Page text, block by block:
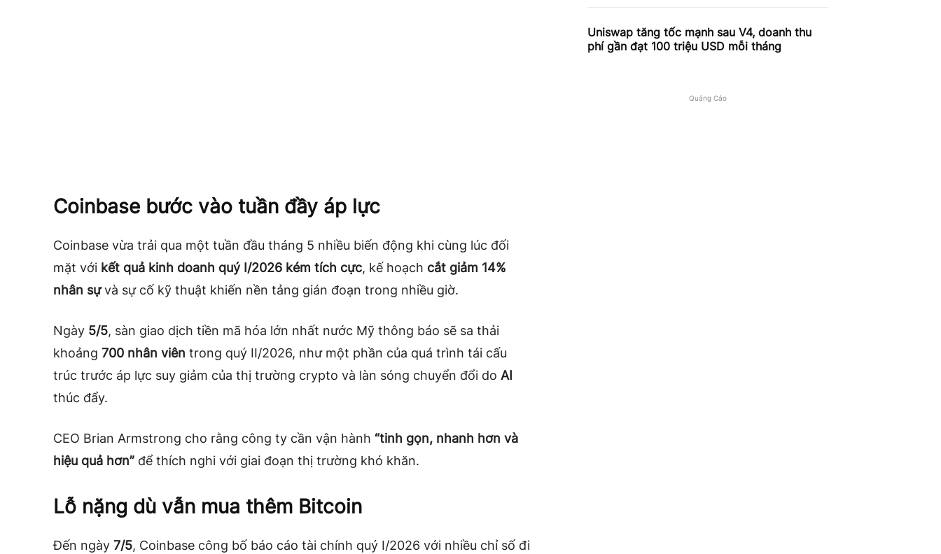
Coinbase bước vào tuần đầy áp lực
Coinbase vừa trải qua một tuần đầu tháng 5 nhiều biến động khi cùng lúc đối
mặt với kết quả kinh doanh quý I/2026 kém tích cực, kế hoạch cắt giảm 14%
nhân sựvà sự cố kỹ thuật khiến nền tảng gián đoạn trong nhiều giờ.
Ngày 5/5, sàn giao dịch tiền mã hóa lớn nhất nước Mỹ thông báo sẽ sa thải
khoảng 700 nhân viên trong quý II/2026, như một phần của quá trình tái cấu
trúc trước áp lực suy giảm của thị trường crypto và làn sóng chuyển đổi do AI
thúc đẩy.
CEO Brian Armstrong cho rằng công ty cần vận hành “tinh gọn, nhanh hơn và
hiệu quả hơn” để thích nghi với giai đoạn thị trường khó khăn.
Lỗ nặng dù vẫn mua thêm Bitcoin
Đến ngày 7/5, Coinbase công bố báo cáo tài chính quý I/2026 với nhiều chỉ số đi
Uniswap tăng tốc mạnh sau V4, doanh thu
phí gần đạt 100 triệu USD mỗi tháng
Quảng Cáo